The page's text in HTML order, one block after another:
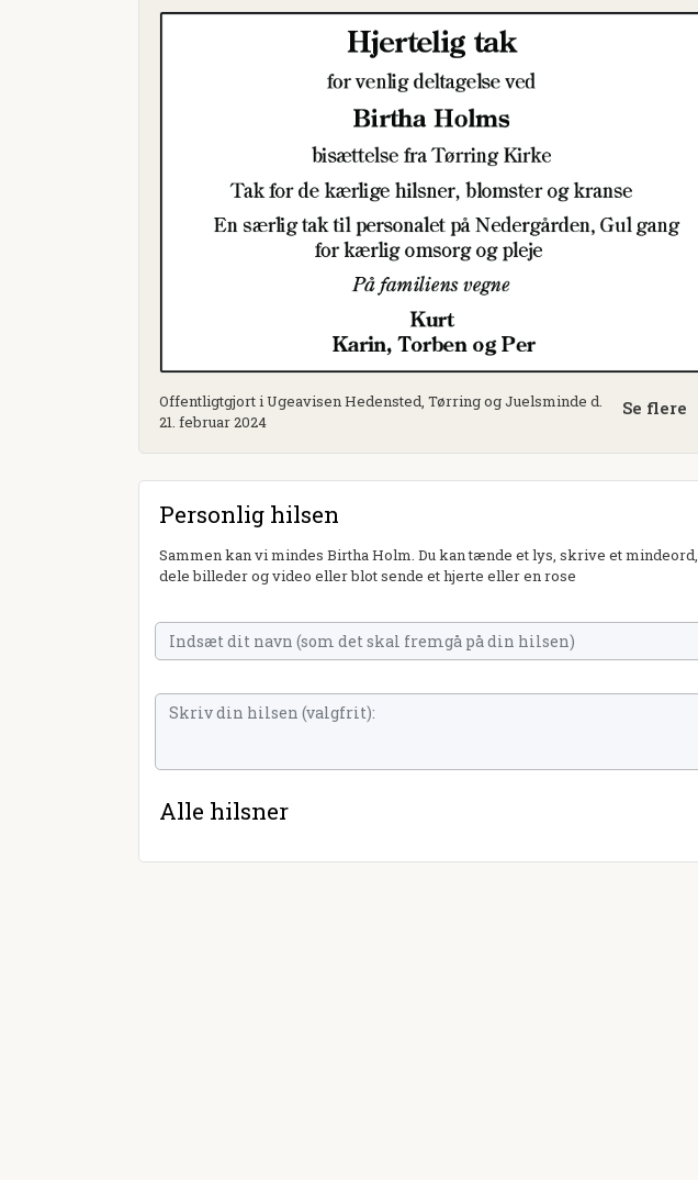
Offentligtgjort i Ugeavisen Hedensted, Tørring og Juelsminde d.
21. februar 2024
Se flere
Personlig hilsen
Sammen kan vi mindes Birtha Holm. Du kan tænde et lys, skrive et mindeord,
dele billeder og video eller blot sende et hjerte eller en rose
Alle hilsner